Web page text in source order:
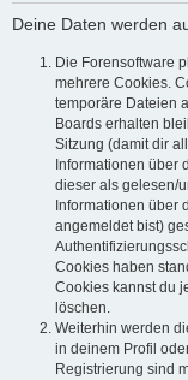
Deine Daten werden
Die Forensoftware
mehrere Cookies.
temporäre Dateien
Boards erhalten
Sitzung (damit dir
Informationen über
dieser als gelesen/
Informationen über
angemeldet bist)
Cookies haben
Cookies kannst du
löschen.
Weiterhin werden
in deinem Profil
Registrierung sind